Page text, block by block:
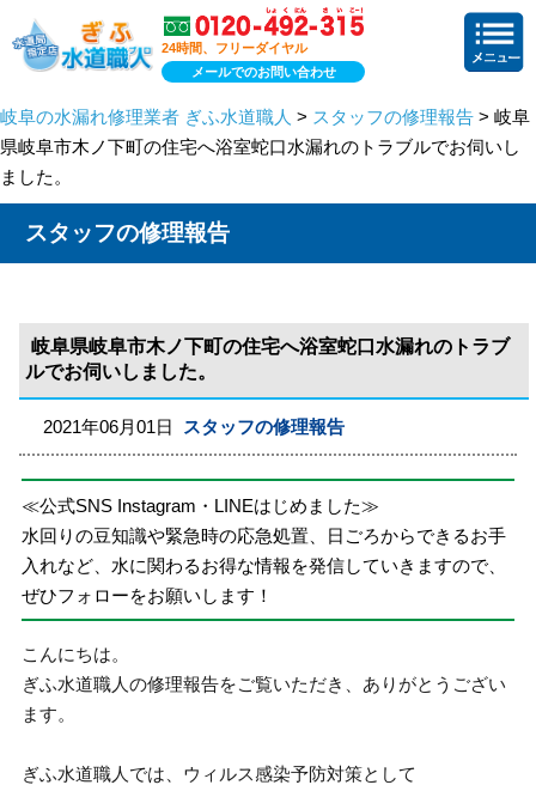
24時間、フリーダイヤル
メールでのお問い合わせ
岐阜の水漏れ修理業者 ぎふ水道職人 > スタッフの修理報告 > 岐阜
県岐阜市木ノ下町の住宅へ浴室蛇口水漏れのトラブルでお伺いし
ました。
スタッフの修理報告
岐阜県岐阜市木ノ下町の住宅へ浴室蛇口水漏れのトラブ
ルでお伺いしました。
2021年06月01日 スタッフの修理報告
≪公式SNS Instagram・LINEはじめました≫
水回りの豆知識や緊急時の応急処置、日ごろからできるお手
入れなど、水に関わるお得な情報を発信していきますので、
ぜひフォローをお願いします！
こんにちは。
ぎふ水道職人の修理報告をご覧いただき、ありがとうござい
ます。
ぎふ水道職人では、ウィルス感染予防対策として